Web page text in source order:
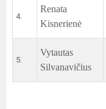
4.
Renata
Kisnerienė
5.
Vytautas
Silvanavičius